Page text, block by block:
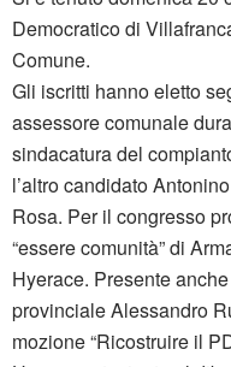
Democratico di
Comune.
Gli iscritti hanno eletto
assessore comunale
sindacatura del
l’altro candidato
Rosa. Per il congresso
“essere comunità” di
Hyerace. Presente
provinciale Alessandro
mozione “Ricostruire il